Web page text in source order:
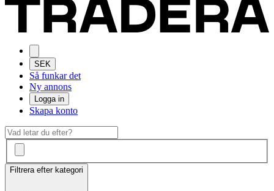
SEK
Så funkar det
Ny annons
Logga in
Skapa konto
Filtrera efter kategori